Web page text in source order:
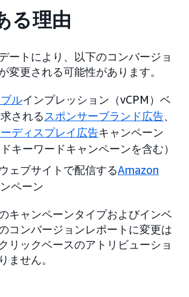
る理由
ートにより、以下のコンバージョ
変更される可能性があります。
ルインプレッション（vCPM）ベ
される スポンサーブランド広告、
ディスプレイ広告キャンペーン
ドキーワードキャンペーンを含む）
ェブサイトで配信するAmazon
ペーン
キャンペーンタイプおよびインベ
コンバージョンレポートに変更は
リックベースのアトリビューショ
ません。